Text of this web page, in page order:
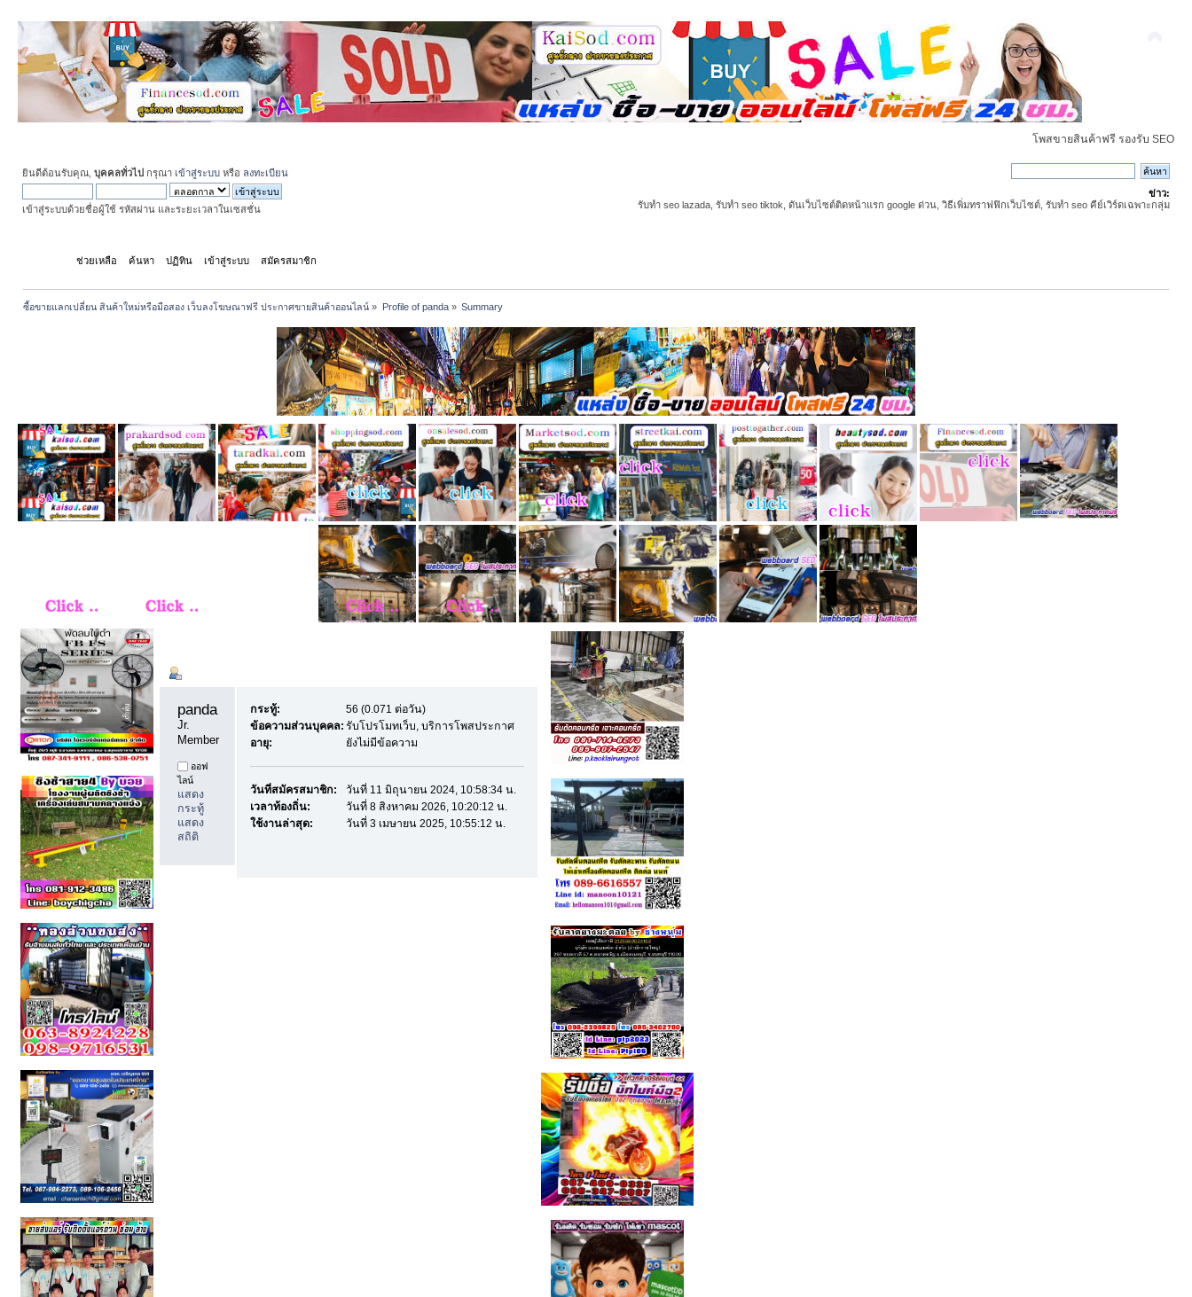
โพสขายสินค้าฟรี รองรับ SEO
ยินดีต้อนรับคุณ, บุคคลทั่วไป กรุณา เข้าสู่ระบบ หรือ ลงทะเบียน
เข้าสู่ระบบด้วยชื่อผู้ใช้ รหัสผ่าน และระยะเวลาในเซสชั่น
ข่าว:
รับทำ seo lazada, รับทำ seo tiktok, ดันเว็บไซต์ติดหน้าแรก google ด่วน, วิธีเพิ่มทราฟฟิกเว็บไซต์, รับทำ seo คีย์เวิร์ดเฉพาะกลุ่ม
ช่วยเหลือ ค้นหา ปฏิทิน เข้าสู่ระบบ สมัครสมาชิก
ซื้อขายแลกเปลี่ยน สินค้าใหม่หรือมือสอง เว็บลงโฆษณาฟรี ประกาศขายสินค้าออนไลน์ » Profile of panda» Summary
panda
Jr.
Member
ออฟ
ไลน์
แสดง
กระทู้
แสดง
สถิติ
กระทู้:
56 (0.071 ต่อวัน)
ข้อความส่วนบุคคล: รับโปรโมทเว็บ, บริการโพสประกาศ
อายุ:
ยังไม่มีข้อความ
วันที่สมัครสมาชิก:
วันที่ 11 มิถุนายน 2024, 10:58:34 น.
เวลาท้องถิ่น:
วันที่ 8 สิงหาคม 2026, 10:20:12 น.
ใช้งานล่าสุด:
วันที่ 3 เมษายน 2025, 10:55:12 น.